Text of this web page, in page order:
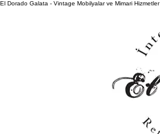
El Dorado Galata - Vintage Mobilyalar ve Mimari Hizmetler